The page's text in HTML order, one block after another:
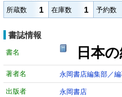
所蔵数 1 在庫数 1 予約数
書誌情報
書名 日本
著者名 永岡書店編集部／
出版者 永岡書店